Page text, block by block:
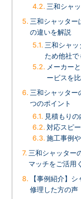
三和シャ
三和シャッター
の違いを解説
三和シャ
ため他社
メーカー
ービスを
三和シャッター
つのポイント
見積もり
対応スピ
施工事例
三和シャッター
マッチをご活用
【事例紹介】
修理した方の声